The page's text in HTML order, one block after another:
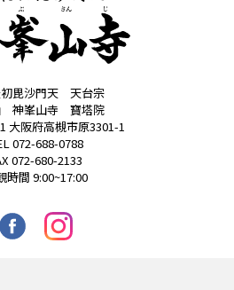
初毘沙門天 天台宗
神峯山寺 寶塔院
大阪府高槻市原3301-1
072-688-0788
072-680-2133
時間 9:00~17:00